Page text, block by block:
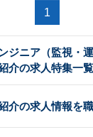
1
ジニア（監視・
介の求人特集一
介の求人情報を